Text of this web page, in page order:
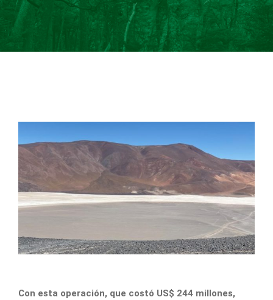
Con esta operación, que costó US$ 244 millones,